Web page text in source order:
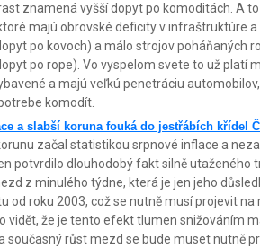
znamená vyšší dopyt po komoditách. A
majú obrovské deficity v infraštruktúre
po kovoch) a málo strojov poháňaných
po rope). Vo vyspelom svete to už platí
a majú veľkú penetráciu
komodít.
a slabší koruna fouká do jestřábích křídel
začal statistikou srpnové inflace a
potvrdilo dlouhodobý fakt silně utaženého
z minulého týdne, která je jen jeho
od roku 2003, což se nutně musí projevit
vidět, že je tento efekt tlumen snižováním
současný růst mezd se bude muset nutně